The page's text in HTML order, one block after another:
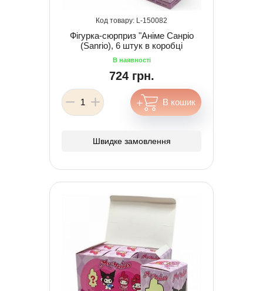
150082
Фігурка-сюрприз "Аніме Санріо
(Sanrio), 6 штук в коробці
724 грн.
Швидке замовлення